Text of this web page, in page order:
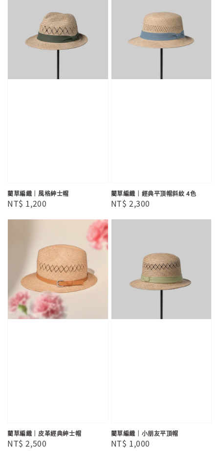
藺草編織｜風格紳士帽
Regular
NT$ 1,200
藺草編織｜經典平頂帽斜紋 4色
Regular
NT$ 2,300
藺草編織｜皮革經典紳士帽
Regular
NT$ 2,500
藺草編織｜小朋友平頂帽
Regular
NT$ 1,000